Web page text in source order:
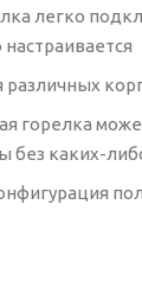
легко
горелка
без каких-